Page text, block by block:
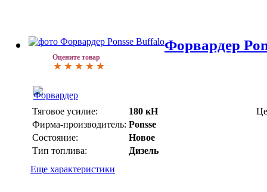
Оцените товар
Форвардер
Тяговое усилие:
180 кН
Фирма-производитель: Ponsse
Состояние:
Новое
Тип топлива:
Дизель
Еще характеристики